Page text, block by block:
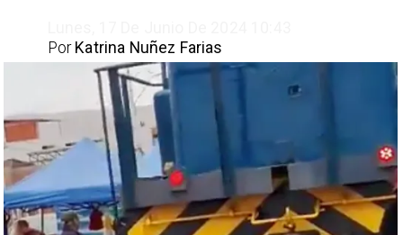
Katrina Nuñez Farias
Por